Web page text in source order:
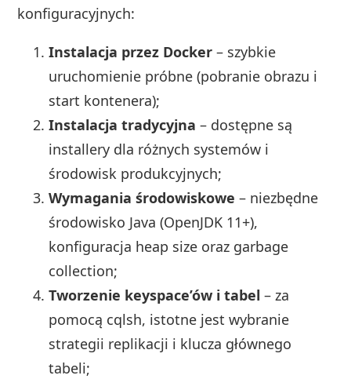
konfiguracyjnych:
Instalacja przez Docker – szybkie
uruchomienie próbne (pobranie obrazu i
start kontenera);
Instalacja tradycyjna – dostępne są
installery dla różnych systemów i
środowisk produkcyjnych;
Wymagania środowiskowe – niezbędne
środowisko Java (OpenJDK 11+),
konfiguracja heap size oraz garbage
collection;
Tworzenie keyspace’ów i tabel – za
pomocą cqlsh, istotne jest wybranie
strategii replikacji i klucza głównego
tabeli;